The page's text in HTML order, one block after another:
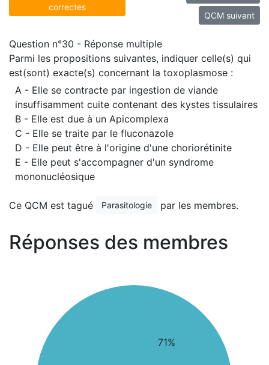
correctes
QCM suivant
Question n°30 - Réponse multiple
Parmi les propositions suivantes, indiquer celle(s) qui
est(sont) exacte(s) concernant la toxoplasmose :
A - Elle se contracte par ingestion de viande
insuffisamment cuite contenant des kystes tissulaires
B - Elle est due à un Apicomplexa
C - Elle se traite par le fluconazole
D - Elle peut être à l'origine d'une choriorétinite
E - Elle peut s'accompagner d'un syndrome
mononucléosique
Ce QCM est tagué Parasitologie par les membres.
Réponses des membres
71%